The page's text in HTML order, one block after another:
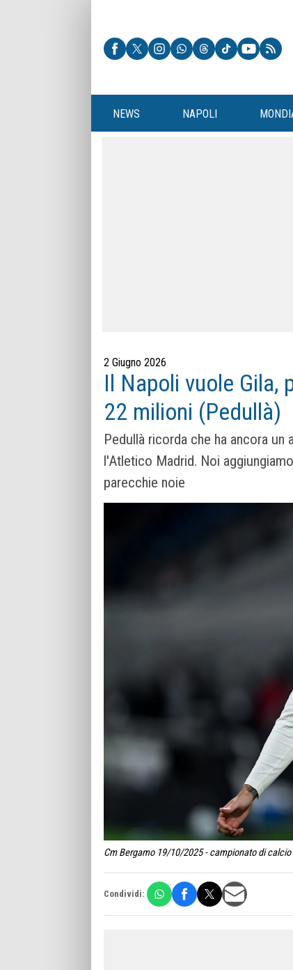
NEWS NAPOLI
2 Giugno 2026
Il Napoli vuole Gila,
22 milioni (Pedullà)
Pedullà ricorda che ha ancora
l'Atletico Madrid. Noi
parecchie noie
Cm Bergamo 19/10/2025 - campionato di
Condividi: